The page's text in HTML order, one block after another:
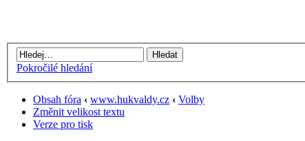
Pokročilé hledání
Obsah fóra ‹ www.hukvaldy.cz ‹ Volby
Změnit velikost textu
Verze pro tisk